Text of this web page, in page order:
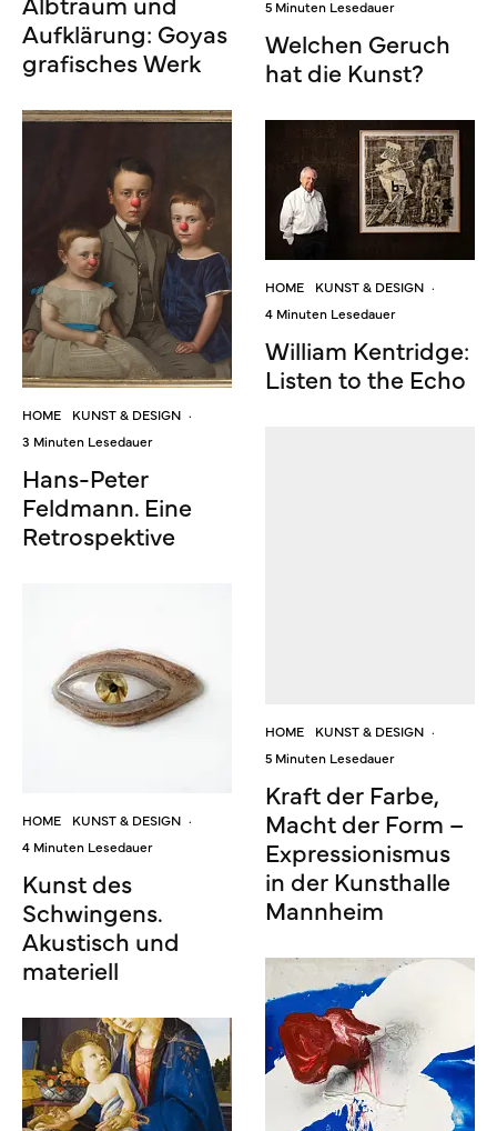
Aufklärung: Goyas
grafisches Werk
HOME KUNST & DESIGN ·
3 Minuten Lesedauer
Hans-Peter
Feldmann. Eine
Retrospektive
HOME KUNST & DESIGN ·
4 Minuten Lesedauer
Kunst des
Schwingens.
Akustisch und
materiell
5 Minuten Lesedauer
Welchen Geruch
hat die Kunst?
HOME KUNST & DESIGN ·
4 Minuten Lesedauer
William Kentridge:
Listen to the Echo
HOME KUNST & DESIGN ·
5 Minuten Lesedauer
Kraft der Farbe,
Macht der Form –
Expressionismus
in der Kunsthalle
Mannheim